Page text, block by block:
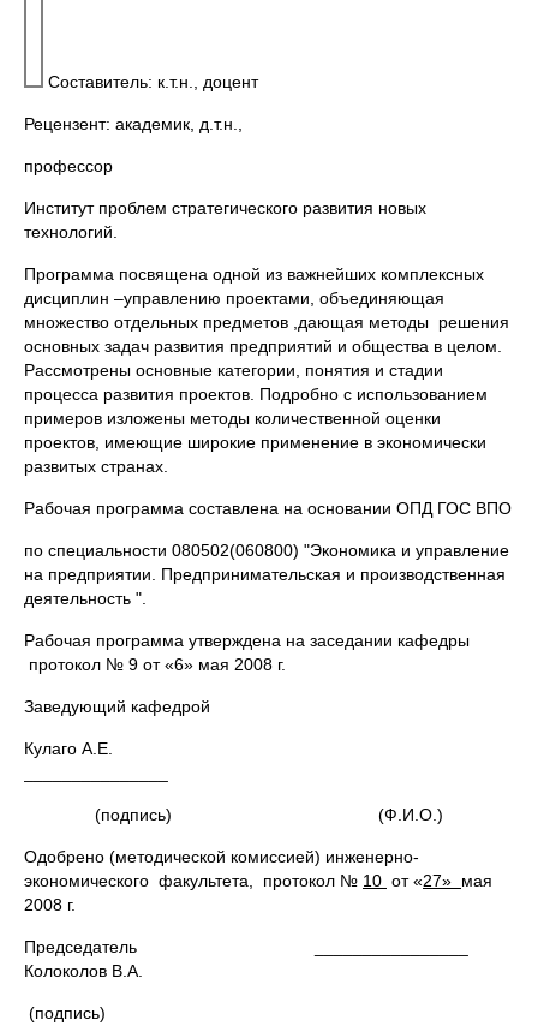
Составитель: к.т.н., доцент
Рецензент: академик, д.т.н.,
профессор
Институт проблем стратегического развития новых
технологий.
Программа посвящена одной из важнейших комплексных
дисциплин –управлению проектами, объединяющая
множество отдельных предметов ,дающая методы решения
основных задач развития предприятий и общества в целом.
Рассмотрены основные категории, понятия и стадии
процесса развития проектов. Подробно с использованием
примеров изложены методы количественной оценки
проектов, имеющие широкие применение в экономически
развитых странах.
Рабочая программа составлена на основании ОПД ГОС ВПО
по специальности 080502(060800) "Экономика и управление
на предприятии. Предпринимательская и производственная
деятельность ".
Рабочая программа утверждена на заседании кафедры
протокол № 9 от «6» мая 2008 г.
Заведующий кафедрой
Кулаго А.Е.
(подпись) (Ф.И.О.)
Одобрено (методической комиссией) инженерно-
экономического факультета, протокол № 10 от «27» мая
2008 г.
Председатель ________________
Колоколов В.А.
(подпись)